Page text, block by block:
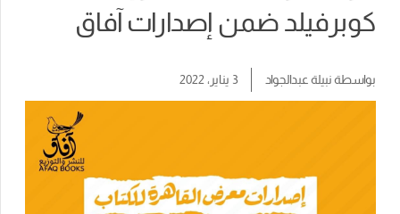
كوبرفيلد ضمن إصدارات آفاق
بواسطةنبيلة عبدالجواد 3 يناير، 2022